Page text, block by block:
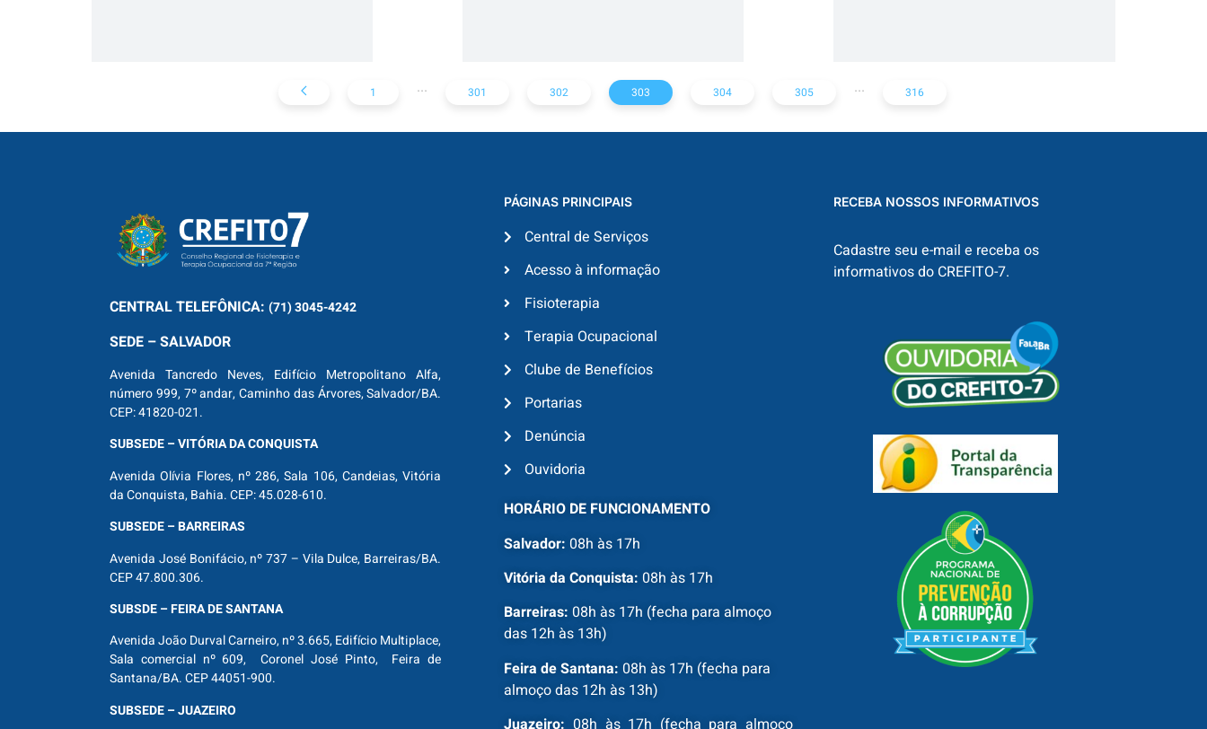
1 ... 301 302 303 304 305 ... 316
CENTRALTELEFÔNICA: (71) 3045-4242
SEDE – SALVADOR
Avenida Tancredo Neves, Edifício Metropolitano Alfa,
número 999, 7º andar, Caminho das Árvores, Salvador/BA.
CEP: 41820-021.
SUBSEDE – VITÓRIA DA CONQUISTA
Avenida Olívia Flores, nº 286, Sala 106, Candeias, Vitória
da Conquista, Bahia. CEP: 45.028-610.
SUBSEDE – BARREIRAS
Avenida José Bonifácio, nº 737 – Vila Dulce, Barreiras/BA.
CEP 47.800.306.
SUBSDE – FEIRA DE SANTANA
Avenida João Durval Carneiro, nº 3.665, Edifício Multiplace,
Sala comercial nº 609, Coronel José Pinto, Feira de
Santana/BA. CEP 44051-900.
SUBSEDE – JUAZEIRO
PÁGINAS PRINCIPAIS
Central de Serviços
Acesso à informação
Fisioterapia
Terapia Ocupacional
Clube de Benefícios
Portarias
Denúncia
Ouvidoria
HORÁRIO DE FUNCIONAMENTO
Salvador: 08h às 17h
Vitória da Conquista: 08h às 17h
Barreiras: 08h às 17h (fecha para almoço
das 12h às 13h)
Feira de Santana: 08h às 17h (fecha para
almoço das 12h às 13h)
Juazeiro: 08h às 17h (fecha para almoço
RECEBA NOSSOS INFORMATIVOS
Cadastre seu e-mail e receba os
informativos do CREFITO-7.